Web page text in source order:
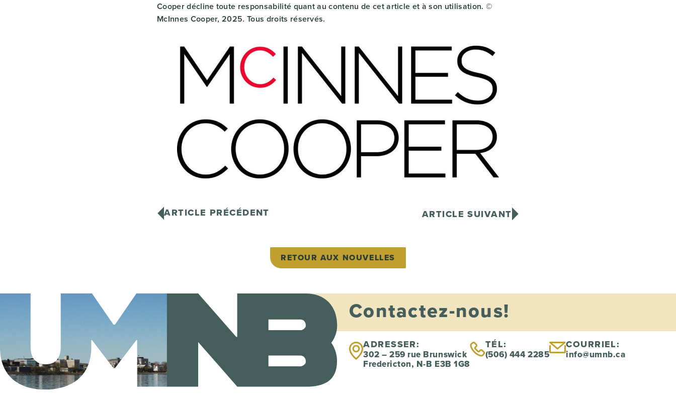
Cooper décline toute responsabilité quant au contenu de cet article et à son utilisation. ©
McInnes Cooper, 2025. Tous droits réservés.
ARTICLE PRÉCÉDENT ARTICLE SUIVANT
RETOUR AUX NOUVELLES
Contactez-nous!
ADRESSER:
302 – 259 rue Brunswick
Fredericton, N-B E3B 1G8
TÉL:
(506) 444 2285
COURRIEL:
info@umnb.ca